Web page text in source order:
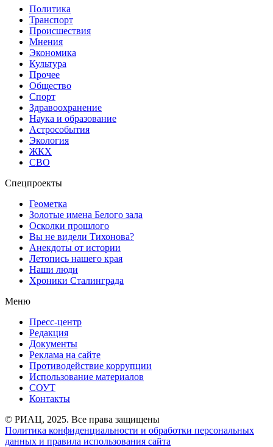
Политика
Транспорт
Происшествия
Мнения
Экономика
Культура
Прочее
Общество
Спорт
Здравоохранение
Наука и образование
Астрособытия
Экология
ЖКХ
СВО
Спецпроекты
Геометка
Золотые имена Белого зала
Осколки прошлого
Вы не видели Тихонова?
Анекдоты от истории
Летопись нашего края
Наши люди
Хроники Сталинграда
Меню
Пресс-центр
Редакция
Документы
Реклама на сайте
Противодействие коррупции
Использование материалов
СОУТ
Контакты
© РИАЦ, 2025. Все права защищены
Политика конфиденциальности и обработки персональных
данных и правила использования сайта